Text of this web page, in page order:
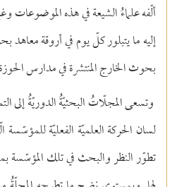
ألّفه علماءُ الشيعة في هذه
إليه ما يتبلور كلّ يوم في أروقة معاهد
بحوث الخارج المنتشرة في مدارس
وتسعى المجلّاتُ البحثيّةُ الدوريّةُ إلى
لسان الحركة العلميّة الفعليّة للمؤسّسة
تطوّر النظر والبحث في تلك